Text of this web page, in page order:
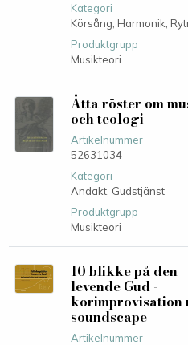
Kategori
Körsång, Harmonik,
Produktgrupp
Musikteori
Åtta röster om
och teologi
Artikelnummer
52631034
Kategori
Andakt, Gudstjänst
Produktgrupp
Musikteori
10 blikke på den
levende Gud -
korimprovisation
soundscape
Artikelnummer